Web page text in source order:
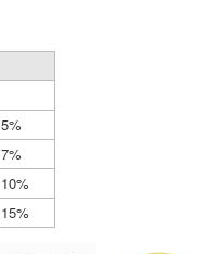
5%
7%
10%
15%